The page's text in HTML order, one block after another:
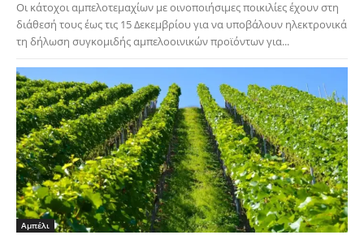
Οι κάτοχοι αμπελοτεμαχίων με οινοποιήσιμες ποικιλίες έχουν στη
διάθεσή τους έως τις 15 Δεκεμβρίου για να υποβάλουν ηλεκτρονικά
τη δήλωση συγκομιδής αμπελοοινικών προϊόντων για...
Αμπέλι